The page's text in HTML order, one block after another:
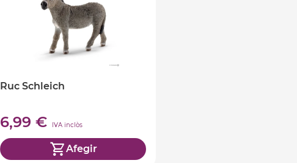
Ruc Schleich
6,99 € IVA inclòs
Afegir